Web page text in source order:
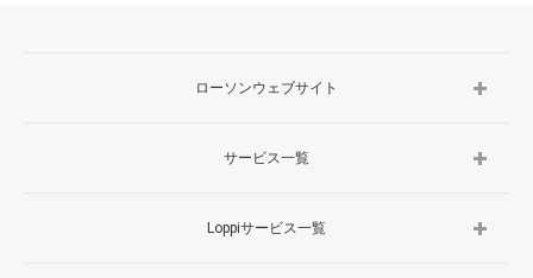
ローソンウェブサイト
サービス一覧
Loppiサービス一覧